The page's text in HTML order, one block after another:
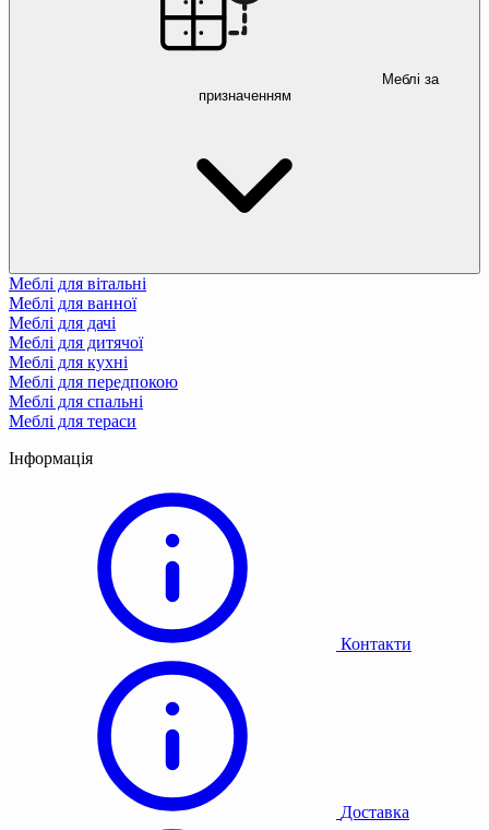
Меблі за
призначенням
Меблі для вітальні
Меблі для ванної
Меблі для дачі
Меблі для дитячої
Меблі для кухні
Меблі для передпокою
Меблі для спальні
Меблі для тераси
Інформація
Контакти
Доставка